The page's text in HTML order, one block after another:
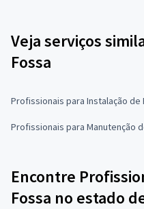
Veja serviços
Fossa
Profissionais para Instalação
Profissionais para Manutenção
Encontre
Fossa no estado